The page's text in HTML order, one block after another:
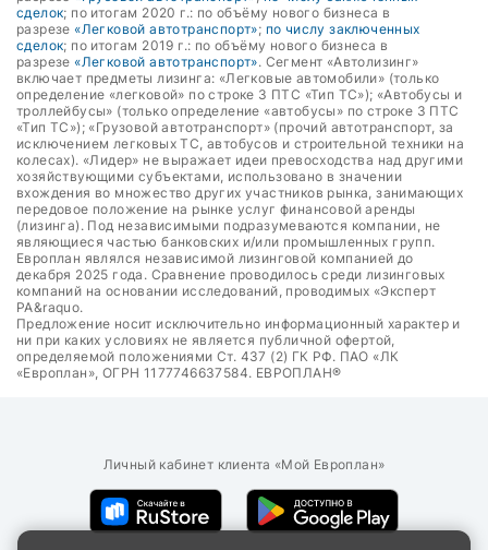
сделок; по итогам 2020 г.: по объёму нового бизнеса в
разрезе «Легковой автотранспорт»; по числу заключенных
сделок; по итогам 2019 г.: по объёму нового бизнеса в
разрезе «Легковой автотранспорт». Сегмент «Автолизинг»
включает предметы лизинга: «Легковые автомобили» (только
определение «легковой» по строке 3 ПТС «Тип ТС»); «Автобусы и
троллейбусы» (только определение «автобусы» по строке 3 ПТС
«Тип ТС»); «Грузовой автотранспорт» (прочий автотранспорт, за
исключением легковых ТС, автобусов и строительной техники на
колесах). «Лидер» не выражает идеи превосходства над другими
хозяйствующими субъектами, использовано в значении
вхождения во множество других участников рынка, занимающих
передовое положение на рынке услуг финансовой аренды
(лизинга). Под независимыми подразумеваются компании, не
являющиеся частью банковских и/или промышленных групп.
Европлан являлся независимой лизинговой компанией до
декабря 2025 года. Сравнение проводилось среди лизинговых
компаний на основании исследований, проводимых «Эксперт
РА&raquo.
Предложение носит исключительно информационный характер и
ни при каких условиях не является публичной офертой,
определяемой положениями Ст. 437 (2) ГК РФ. ПАО «ЛК
«Европлан», ОГРН 1177746637584. ЕВРОПЛАН®
Личный кабинет клиента «Мой Европлан»